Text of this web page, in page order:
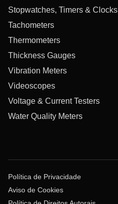
Stopwatches, Timers & Clocks
Tachometers
Thermometers
Thickness Gauges
Vibration Meters
Videoscopes
Voltage & Current Testers
Water Quality Meters
Política de Privacidade
Aviso de Cookies